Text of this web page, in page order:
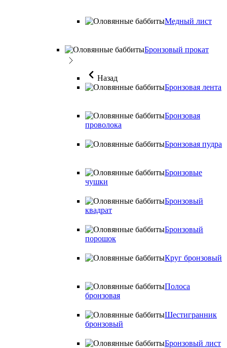
Медный лист
Бронзовый прокат
Назад
Бронзовая лента
Бронзовая
проволока
Бронзовая пудра
Бронзовые
чушки
Бронзовый
квадрат
Бронзовый
порошок
Круг бронзовый
Полоса
бронзовая
Шестигранник
бронзовый
Бронзовый лист